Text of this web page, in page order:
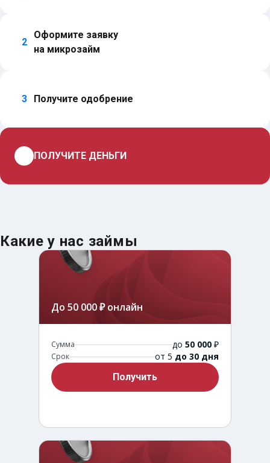
2
Оформите заявку
на микрозайм
3 Получите одобрение
ПОЛУЧИТЕ ДЕНЬГИ
Какие у нас займы
До 50 000 ₽ онлайн
Сумма до 50 000 ₽
Срок от 5 до 30 дня
Получить